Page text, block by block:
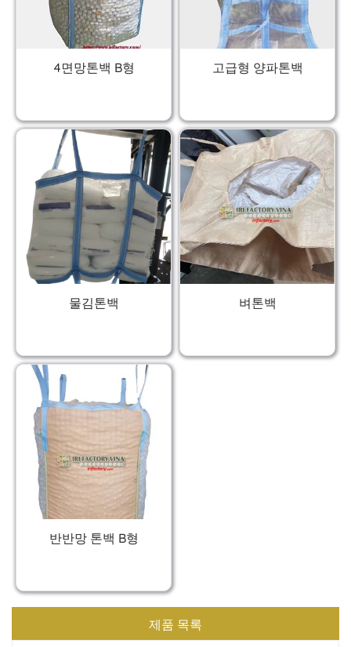
4면망톤백 B형 고급형 양파톤백
물김톤백 벼톤백
반반망 톤백 B형
제품 목록